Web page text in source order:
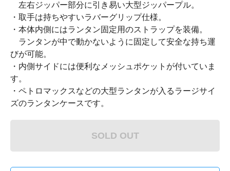
左右ジッパー部分に引き易い大型ジッパープル。
・取手は持ちやすいラバーグリップ仕様。
・本体内側にはランタン固定用のストラップを装備。
ランタンが中で動かないように固定して安全な持ち運
びが可能。
・内側サイドには便利なメッシュポケットが付いていま
す。
・ペトロマックスなどの大型ランタンが入るラージサイ
ズのランタンケースです。
SOLD OUT